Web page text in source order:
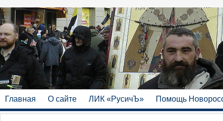
Главная О сайте ЛИК «РусичЪ» Помощь